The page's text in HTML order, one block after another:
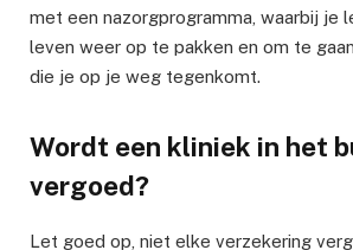
met een nazorgprogramma, waarbij je
leven weer op te pakken en om te
die je op je weg tegenkomt.
Wordt een kliniek in het
vergoed?
Let goed op, niet elke verzekering